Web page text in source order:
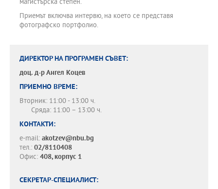
магистърска степен.
Приемът включва интервю, на което се представя
фотографско портфолио.
ДИРЕКТОР НА ПРОГРАМЕН СЪВЕТ:
доц. д-рАнгел Коцев
ПРИЕМНО ВРЕМЕ:
Вторник: 11:00 - 13:00 ч.
Сряда: 11:00 – 13:00 ч.
КОНТАКТИ:
e-mail: akotzev@nbu.bg
тел.: 02/8110408
Офис: 408, корпус 1
СЕКРЕТАР-СПЕЦИАЛИСТ: